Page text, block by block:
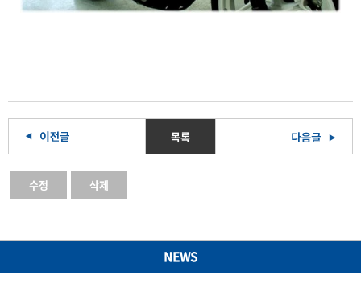
목록
수정 삭제
NEWS